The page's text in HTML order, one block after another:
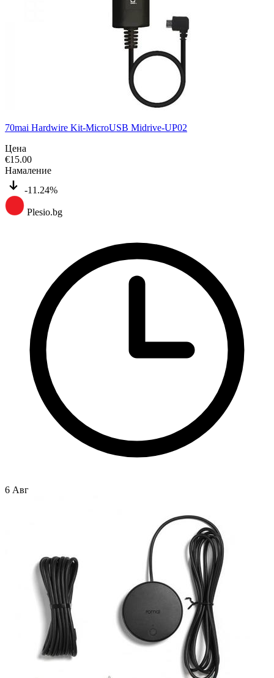
70mai Hardwire Kit-MicroUSB Midrive-UP02
Цена
€15.00
Намаление
-11.24%
Plesio.bg
6 Авг